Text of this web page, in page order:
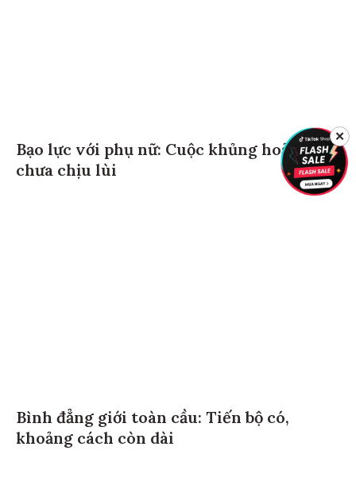
Bạo lực với phụ nữ: Cuộc khủng hoảng
chưa chịu lùi
Bình đẳng giới toàn cầu: Tiến bộ có,
khoảng cách còn dài
✕